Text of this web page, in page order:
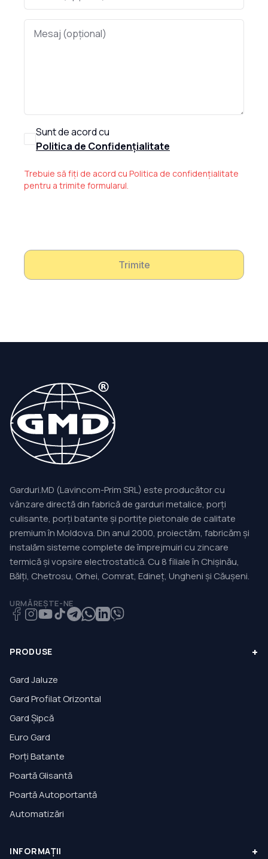
Sunt de acord cu
Politica de Confidențialitate
Trebuie să fiți de acord cu Politica de confidențialitate
pentru a trimite formularul.
Trimite
Garduri.MD (Lavincom-Prim SRL) este producător cu
vânzare directă din fabrică de garduri metalice, porți
culisante, porți batante și portițe pietonale de calitate
premium în Moldova. Din anul 2000, proiectăm, fabricăm și
instalăm sisteme complete de împrejmuiri cu zincare
termică și vopsire electrostatică. Cu 8 filiale în Chișinău,
Bălți, Chetrosu, Orhei, Comrat, Edineț, Ungheni și Căușeni.
URMĂREȘTE-NE
PRODUSE +
Gard Jaluze
Gard Profilat Orizontal
Gard Șipcă
Euro Gard
Porți Batante
Poartă Glisantă
Poartă Autoportantă
Automatizări
INFORMAȚII +